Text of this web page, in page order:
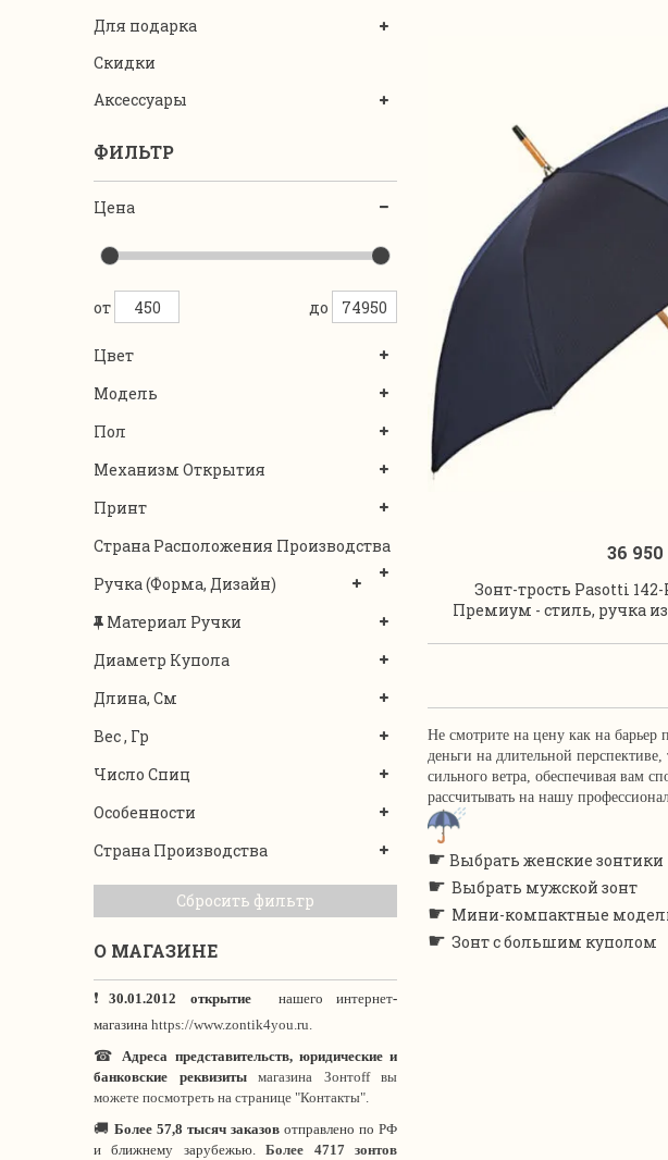
Для подарка
Скидки
Аксессуары
ФИЛЬТР
Цена
от до
Цвет
Модель
Пол
Механизм Открытия
Принт
Страна Расположения Производства
Ручка (форма, Дизайн)
Материал Ручки
Диаметр Купола
Длина, См
Вес , Гр
Число Спиц
Особенности
Страна Производства
Сбросить фильтр
О МАГАЗИНЕ
❗30.01.2012 открытие нашего интернет-
магазина https://www.zontik4you.ru.
☎Адреса представительств, юридические и
банковские реквизиты
магазина Зонтoff вы
можете посмотреть на странице "Контакты".
🚚 Более 57,8 тысяч заказов отправлено по РФ
и ближнему зарубежью.Более 4717 зонтов
Под
36
Зонт-трость Pasotti
Премиум - стиль, ручка
Не смотрите на цену как на
деньги на длительной
сильного ветра, обеспечивая вам
рассчитывать на нашу
☛ Выбрать женские зонтики
☛ Выбрать мужской зонт
☛ Мини-компактные
☛ Зонт с большим куполом